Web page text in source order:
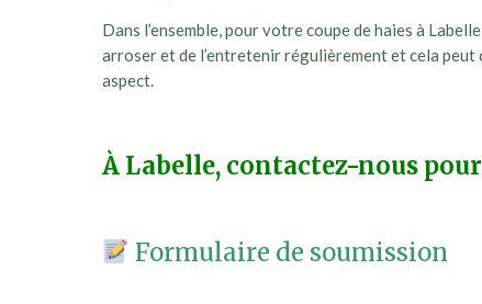
Dans l’ensemble, pour votre coupe de haies à
arroser et de l’entretenir régulièrement et cela
aspect.
À Labelle, contactez-nous
Formulaire de soumission